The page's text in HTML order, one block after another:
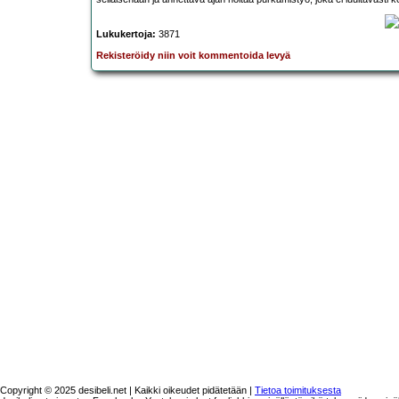
Lukukertoja: 3871
Rekisteröidy niin voit kommentoida levyä
Copyright © 2025 desibeli.net | Kaikki oikeudet pidätetään | Tietoa toimituksesta